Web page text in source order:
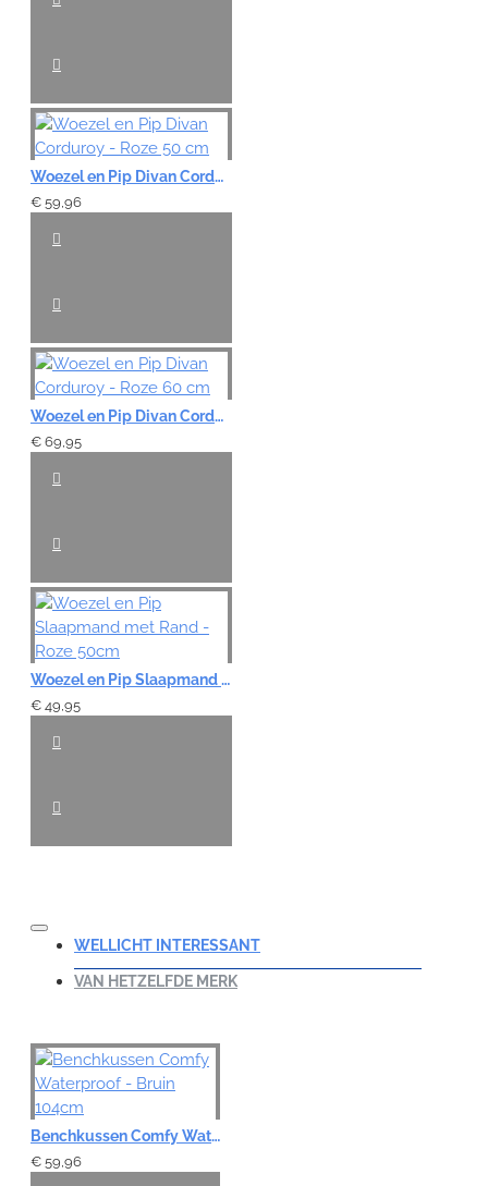
Woezel en Pip Divan Corduroy - Roze 50 cm
€ 59,96
Woezel en Pip Divan Corduroy - Roze 60 cm
€ 69,95
Woezel en Pip Slaapmand met Rand - Roze 50cm
€ 49,95
WELLICHT INTERESSANT
VAN HETZELFDE MERK
Benchkussen Comfy Waterproof - Bruin 104cm
€ 59,96